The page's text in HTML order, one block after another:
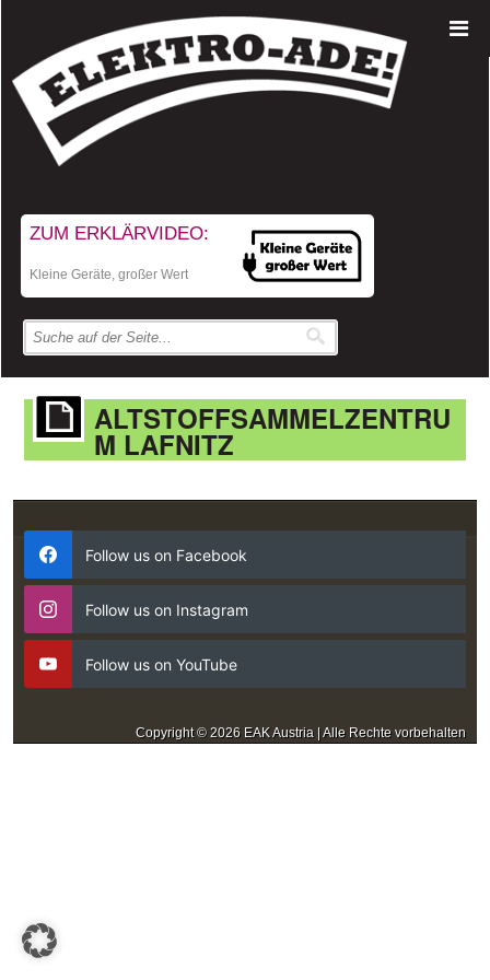
ZUM ERKLÄRVIDEO:
Kleine Geräte, großer Wert
ALTSTOFFSAMMELZENTRU
M LAFNITZ
Follow us on Facebook
Follow us on Instagram
Follow us on YouTube
Copyright © 2026 EAK Austria | Alle Rechte vorbehalten